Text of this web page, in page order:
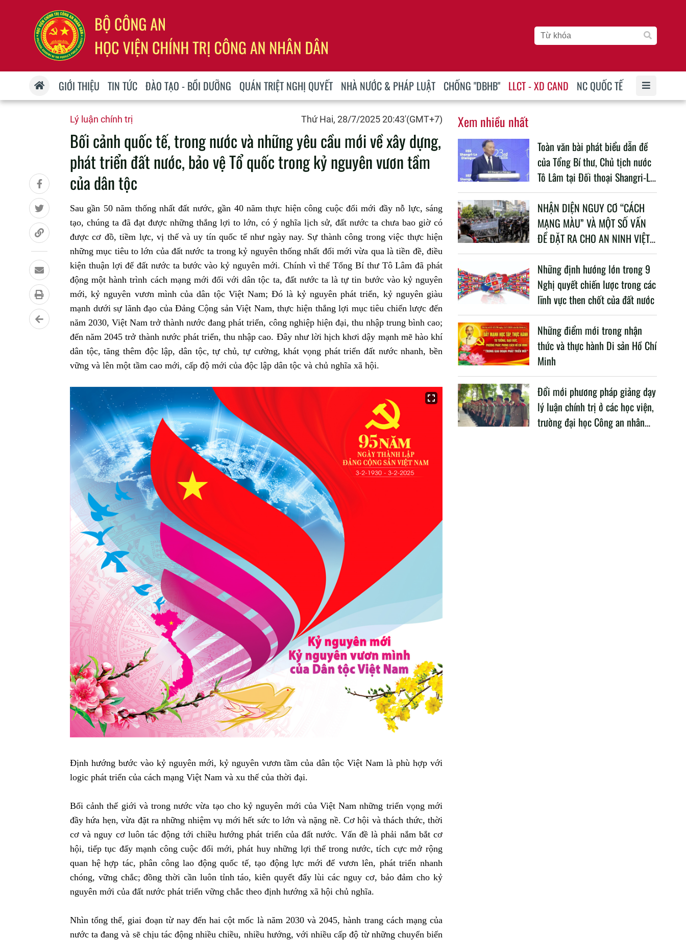
GIỚI THIỆU TIN TỨC ĐÀO TẠO - BỒI DƯỠNG QUÁN TRIỆT NGHỊ QUYẾT NHÀ NƯỚC & PHÁP LUẬT CHỐNG "DBHB" LLCT - XD CAND NC QUỐC TẾ
Lý luận chính trị Thứ Hai, 28/7/2025 20:43'(GMT+7)
Bối cảnh quốc tế, trong nước và những yêu cầu mới về xây dựng,
phát triển đất nước, bảo vệ Tổ quốc trong kỷ nguyên vươn tầm
của dân tộc
Sau gần 50 năm thống nhất đất nước, gần 40 năm thực hiện công cuộc đổi mới đầy nỗ lực, sáng
tạo, chúng ta đã đạt được những thắng lợi to lớn, có ý nghĩa lịch sử, đất nước ta chưa bao giờ có
được cơ đồ, tiềm lực, vị thế và uy tín quốc tế như ngày nay. Sự thành công trong việc thực hiện
những mục tiêu to lớn của đất nước ta trong kỷ nguyên thống nhất đổi mới vừa qua là tiền đề, điều
kiện thuận lợi để đất nước ta bước vào kỷ nguyên mới. Chính vì thế Tổng Bí thư Tô Lâm đã phát
động một hành trình cách mạng mới đối với dân tộc ta, đất nước ta là tự tin bước vào kỷ nguyên
mới, kỷ nguyên vươn mình của dân tộc Việt Nam; Đó là kỷ nguyên phát triển, kỷ nguyên giàu
mạnh dưới sự lãnh đạo của Đảng Cộng sản Việt Nam, thực hiện thắng lợi mục tiêu chiến lược đến
năm 2030, Việt Nam trở thành nước đang phát triển, công nghiệp hiện đại, thu nhập trung bình cao;
đến năm 2045 trở thành nước phát triển, thu nhập cao. Đây như lời hịch khơi dậy mạnh mẽ hào khí
dân tộc, tăng thêm độc lập, dân tộc, tự chủ, tự cường, khát vọng phát triển đất nước nhanh, bền
vững và lên một tầm cao mới, cấp độ mới của độc lập dân tộc và chủ nghĩa xã hội.
Định hướng bước vào kỷ nguyên mới, kỷ nguyên vươn tầm của dân tộc Việt Nam là phù hợp với
logic phát triển của cách mạng Việt Nam và xu thế của thời đại.
Bối cảnh thế giới và trong nước vừa tạo cho kỷ nguyên mới của Việt Nam những triển vọng mới
đầy hứa hẹn, vừa đặt ra những nhiệm vụ mới hết sức to lớn và nặng nề. Cơ hội và thách thức, thời
cơ và nguy cơ luôn tác động tới chiều hướng phát triển của đất nước. Vấn đề là phải nắm bắt cơ
hội, tiếp tục đấy mạnh công cuộc đổi mới, phát huy những lợi thế trong nước, tích cực mở rộng
quan hệ hợp tác, phân công lao động quốc tế, tạo động lực mới để vươn lên, phát triển nhanh
chóng, vững chắc; đồng thời cần luôn tỉnh táo, kiên quyết đẩy lùi các nguy cơ, bảo đảm cho kỷ
nguyên mới của đất nước phát triển vững chắc theo định hướng xã hội chủ nghĩa.
Nhìn tổng thể, giai đoạn từ nay đến hai cột mốc là năm 2030 và 2045, hành trang cách mạng của
nước ta đang và sẽ chịu tác động nhiều chiều, nhiều hướng, với nhiều cấp độ từ những chuyển biến
Xem nhiều nhất
Toàn văn bài phát biểu dẫn đề
của Tổng Bí thư, Chủ tịch nước
Tô Lâm tại Đối thoại Shangri-La
lần thứ 23
NHẬN DIỆN NGUY CƠ “CÁCH
MẠNG MÀU” VÀ MỘT SỐ VẤN
ĐỀ ĐẶT RA CHO AN NINH VIỆT
NAM TRONG BỐI CẢNH HIỆN
NAY
Những định hướng lớn trong 9
Nghị quyết chiến lược trong các
lĩnh vực then chốt của đất nước
Những điểm mới trong nhận
thức và thực hành Di sản Hồ Chí
Minh
Đổi mới phương pháp giảng dạy
lý luận chính trị ở các học viện,
trường đại học Công an nhân